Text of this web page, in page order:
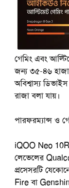
গেমিং এবং
জন্য ৩৫-৪৬
অবিশ্বাস্য
রাজা বলা যায়।
পারফরম্যান্স ও
iQOO Neo 10R
লেভেলের
প্রসেসরটি
Fire বা